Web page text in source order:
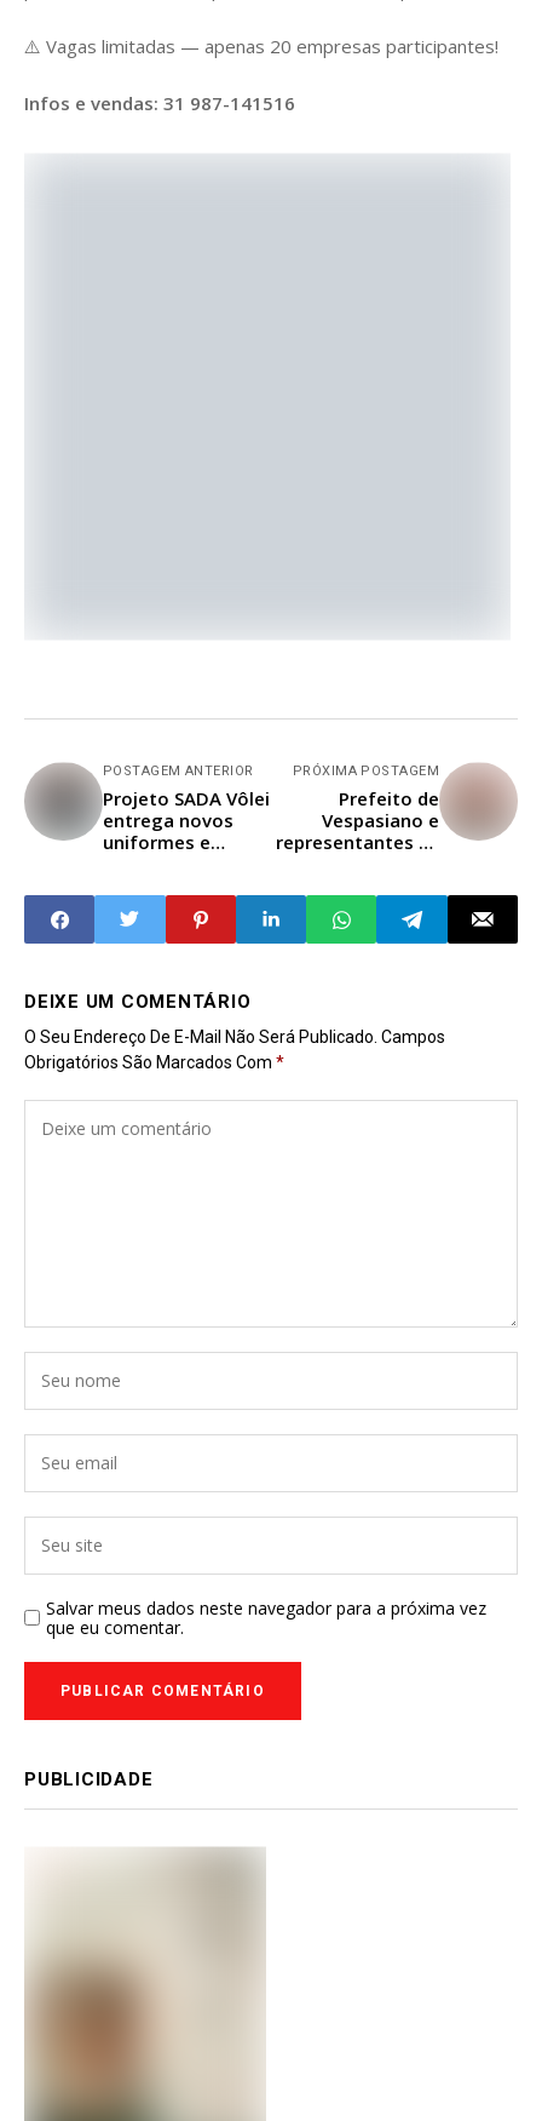
⚠️ Vagas limitadas — apenas 20 empresas participantes!
Infos e vendas: 31 987-141516
POSTAGEM ANTERIOR
Projeto SADA Vôlei
entrega novos
uniformes e
Vespasiano
PRÓXIMA POSTAGEM
Prefeito de
Vespasiano e
representantes se
de comerciantes
do Bairro Santa
Clara
DEIXE UM COMENTÁRIO
O Seu Endereço De E-Mail Não Será Publicado. Campos
Obrigatórios São Marcados Com *
Salvar meus dados neste navegador para a próxima vez
que eu comentar.
PUBLICIDADE